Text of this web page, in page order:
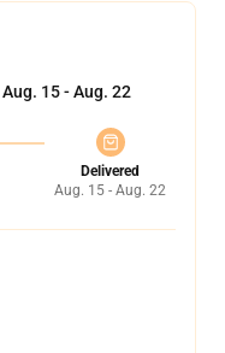
Aug. 15 - Aug. 22
Delivered
Aug. 15 - Aug. 22